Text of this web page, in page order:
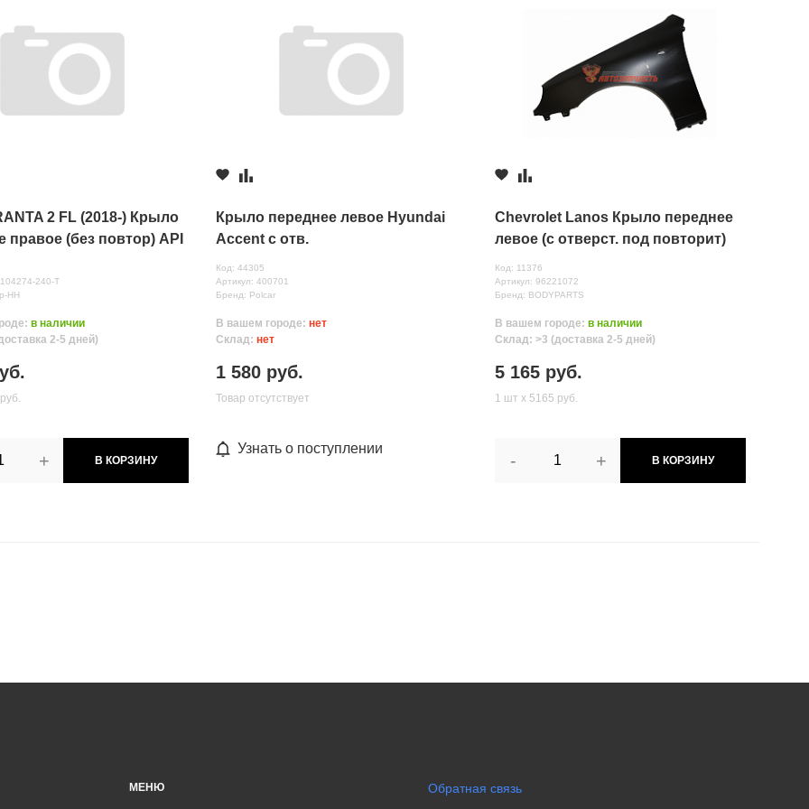
2 FL (2018-) Крыло
правое (без повтор) API
240-Т
НН
в наличии
2-5 дней)
+ В КОРЗИНУ
Крыло переднее левое Hyundai
Accent с отв.
Код: 44305
Артикул: 400701
Бренд: Polcar
В вашем городе: нет
Склад: нет
1 580 руб.
Товар отсутствует
Узнать о поступлении
Chevrolet Lanos Крыло переднее
левое (с отверст. под повторит)
Код: 11376
Артикул: 96221072
Бренд: BODYPARTS
В вашем городе: в наличии
Склад: >3 (доставка 2-5 дней)
5 165 руб.
1 шт х 5165 руб.
- + В КОРЗИНУ
МЕНЮ Обратная связь